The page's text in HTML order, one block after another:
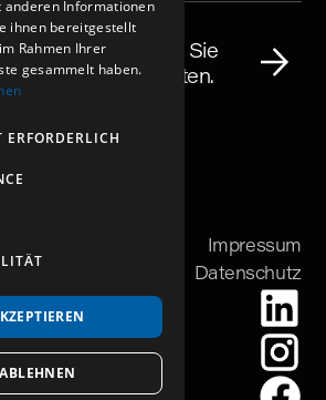
Nehmen Sie
lassen Sie uns starten.
Impressum
Datenschutz
anderen Informationen
ihnen bereitgestellt
Rahmen Ihrer
gesammelt haben.